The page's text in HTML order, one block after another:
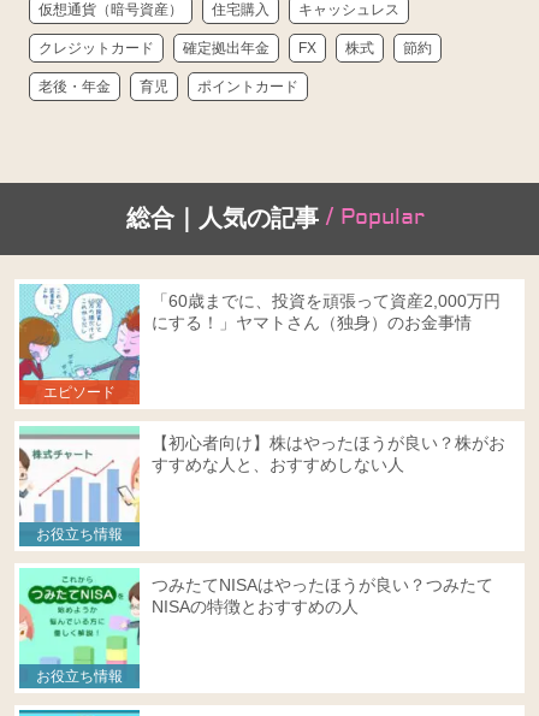
仮想通貨（暗号資産） 住宅購入 キャッシュレス
クレジットカード 確定拠出年金 FX 株式 節約
老後・年金 育児 ポイントカード
総合｜人気の記事 / Popular
エピソード
「60歳までに、投資を頑張って資産2,000万円
にする！」ヤマトさん（独身）のお金事情
お役立ち情報
【初心者向け】株はやったほうが良い？株がお
すすめな人と、おすすめしない人
お役立ち情報
つみたてNISAはやったほうが良い？つみたて
NISAの特徴とおすすめの人